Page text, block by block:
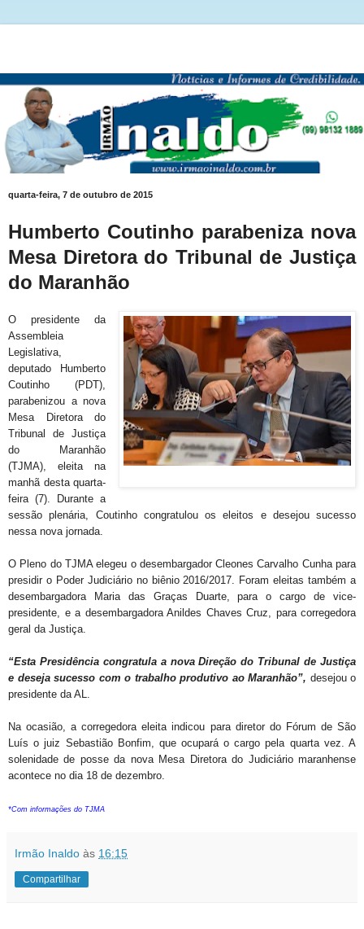
quarta-feira, 7 de outubro de 2015
Humberto Coutinho parabeniza nova
Mesa Diretora do Tribunal de Justiça
do Maranhão
O presidente da
Assembleia
Legislativa,
deputado Humberto
Coutinho (PDT),
parabenizou a nova
Mesa Diretora do
Tribunal de Justiça
do Maranhão
(TJMA), eleita na
manhã desta quarta-
feira (7). Durante a
sessão plenária, Coutinho congratulou os eleitos e desejou sucesso
nessa nova jornada.
O Pleno do TJMA elegeu o desembargador Cleones Carvalho Cunha para
presidir o Poder Judiciário no biênio 2016/2017. Foram eleitas também a
desembargadora Maria das Graças Duarte, para o cargo de vice-
presidente, e a desembargadora Anildes Chaves Cruz, para corregedora
geral da Justiça.
“Esta Presidência congratula a nova Direção do Tribunal de Justiça
e deseja sucesso com o trabalho produtivo ao Maranhão”, desejou o
presidente da AL.
Na ocasião, a corregedora eleita indicou para diretor do Fórum de São
Luís o juiz Sebastião Bonfim, que ocupará o cargo pela quarta vez. A
solenidade de posse da nova Mesa Diretora do Judiciário maranhense
acontece no dia 18 de dezembro.
*Com informações do TJMA
Irmão Inaldo às 16:15
Compartilhar